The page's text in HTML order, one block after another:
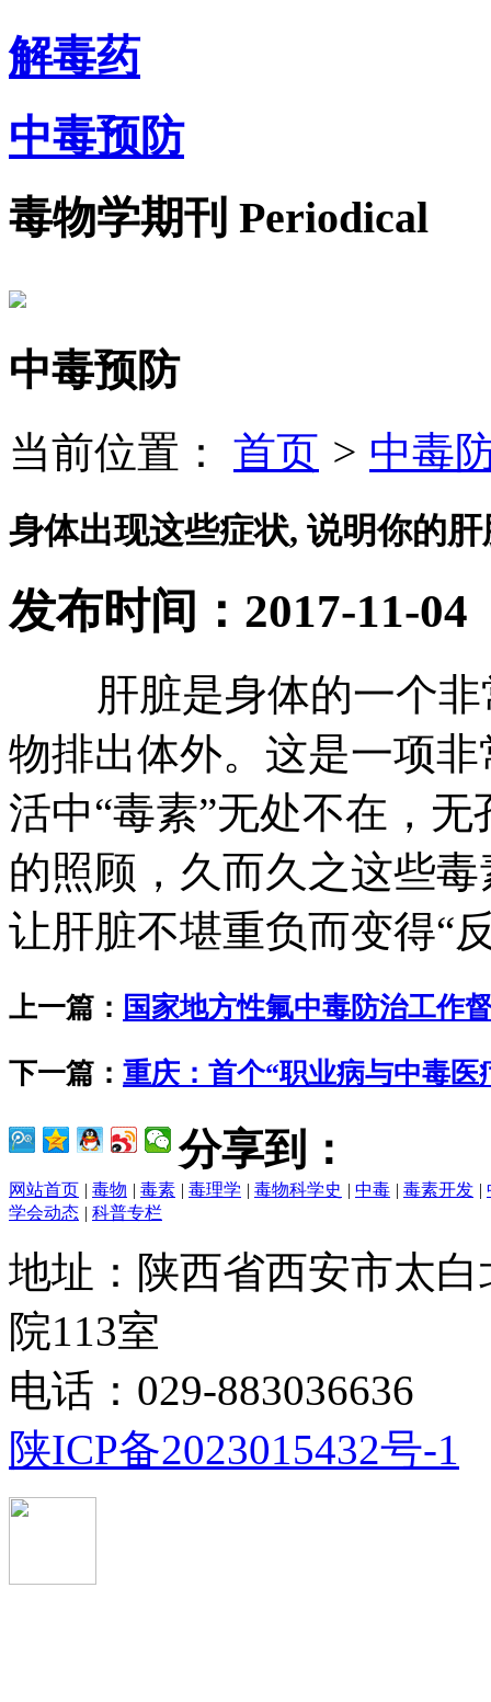
解毒药
中毒预防
毒物学期刊 Periodical
中毒预防
当前位置：
首页 > 中毒
身体出现这些症状, 说明你的
发布时间：2017-11-04
肝脏是身体的一个非
物排出体外。这是一项
活中“毒素”无处不在，
的照顾，久而久之这些
让肝脏不堪重负而变得“
上一篇： 国家地方性氟中毒防治工作
下一篇： 重庆：首个“职业病与中毒医
分享到：
网站首页 | 毒物 | 毒素 | 毒理学 | 毒物科学史 | 中毒 | 毒素开发 |
学会动态 | 科普专栏
地址：陕西省西安市太
院113室
电话：029-883036636
陕ICP备2023015432号-1